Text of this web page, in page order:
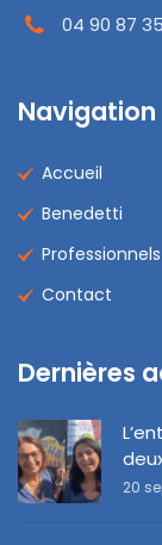
04 90 87
Navigation
Accueil
Benedetti
Professionnels
Contact
Dernières
20